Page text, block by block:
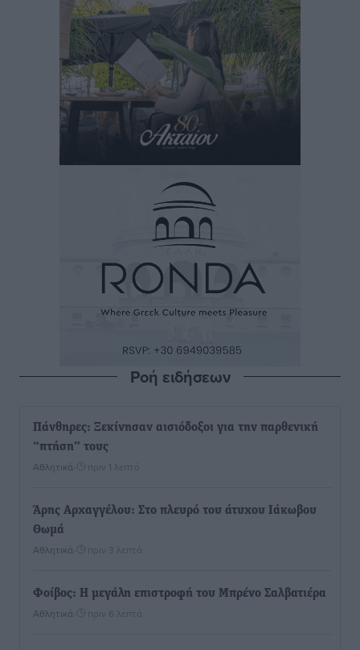
Ροή ειδήσεων
Πάνθηρες: Ξεκίνησαν αισιόδοξοι για την παρθενική
“πτήση” τους
Αθλητικά πριν 1 λεπτό
Άρης Αρχαγγέλου: Στο πλευρό του άτυχου Ιάκωβου
Θωμά
Αθλητικά πριν 3 λεπτά
Φοίβος: Η μεγάλη επιστροφή του Μπρένο Σαλβατιέρα
Αθλητικά πριν 6 λεπτά